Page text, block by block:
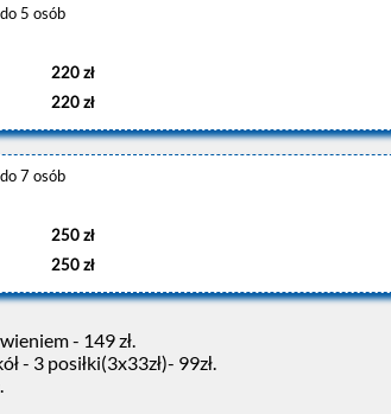
5 osób
220 zł
220 zł
7 osób
250 zł
250 zł
- 149 zł.
- 3 posiłki(3x33zł)- 99zł.